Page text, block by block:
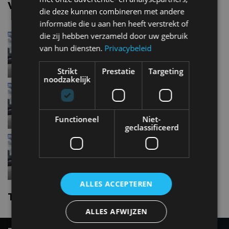
Vergelijkbare uitvoeringen
Toyota Auris1.3 VVT-i
Toyota Auris1.8 Hybrid
Toyota Auris1.4 D-4D-F
Toyota Auris nieuws
die deze kunnen combineren met andere
informatie die u aan hen heeft verstrekt of
die zij hebben verzameld door uw gebruik
van hun diensten. Privacybeleid
Strikt
noodzakelijk
Prestatie Targeting
Functioneel
Niet-
geclassificeerd
ALLES ACCEPTEREN
ALLES AFWIJZEN